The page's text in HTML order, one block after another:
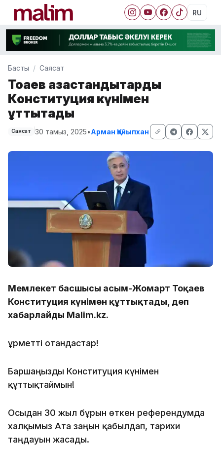
RU
Басты Саясат
Тоқаев қазақстандықтарды
Конституция күнімен
құттықтады
Саясат 30 тамыз, 2025•Арман Қайыпхан
Мемлекет басшысы Қасым-Жомарт Тоқаев
Конституция күнімен құттықтады, деп
хабарлайды Malim.kz.
Құрметті отандастар!
Баршаңызды Конституция күнімен
құттықтаймын!
Осыдан 30 жыл бұрын өткен референдумда
халқымыз Ата заңын қабылдап, тарихи
таңдауын жасады.